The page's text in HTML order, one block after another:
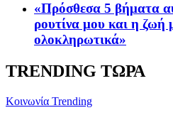
«Πρόσθεσα 5 βήματα
ρουτίνα μου και η ζωή
ολοκληρωτικά»
TRENDING ΤΩΡΑ
Κοινωνία Trending